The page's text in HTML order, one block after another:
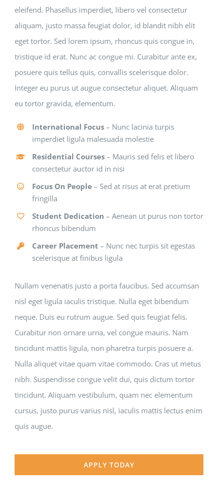
eleifend. Phasellus imperdiet, libero vel consectetur
aliquam, justo massa feugiat dolor, id blandit nibh elit
eget tortor. Sed lorem ipsum, rhoncus quis congue in,
tristique id erat. Nunc ac congue mi. Curabitur ante ex,
posuere quis tellus quis, convallis scelerisque dolor.
Integer eu purus ut augue consectetur aliquet. Aliquam
eu tortor gravida, elementum.
International Focus – Nunc lacinia turpis
imperdiet ligula malesuada molestie
Residential Courses – Mauris sed felis et libero
consectetur auctor id in nisi
Focus On People – Sed at risus at erat pretium
fringilla
Student Dedication – Aenean ut purus non tortor
rhoncus bibendum
Career Placement – Nunc nec turpis sit egestas
scelerisque at finibus ligula
Nullam venenatis justo a porta faucibus. Sed accumsan
nisl eget ligula iaculis tristique. Nulla eget bibendum
neque. Duis eu rutrum augue. Sed quis feugiat felis.
Curabitur non ornare urna, vel congue mauris. Nam
tincidunt mattis ligula, non pharetra turpis posuere a.
Nulla aliquet vitae quam vitae commodo. Cras ut metus
nibh. Suspendisse congue velit dui, quis dictum tortor
tincidunt. Aliquam vestibulum, quam nec elementum
cursus, justo purus varius nisl, iaculis mattis lectus enim
quis augue.
APPLY TODAY